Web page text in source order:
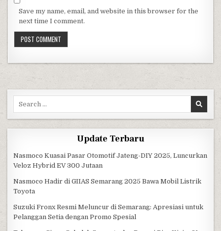
Save my name, email, and website in this browser for the
next time I comment.
Update Terbaru
Nasmoco Kuasai Pasar Otomotif Jateng-DIY 2025, Luncurkan
Veloz Hybrid EV 300 Jutaan
Nasmoco Hadir di GIIAS Semarang 2025 Bawa Mobil Listrik
Toyota
Suzuki Fronx Resmi Meluncur di Semarang: Apresiasi untuk
Pelanggan Setia dengan Promo Spesial